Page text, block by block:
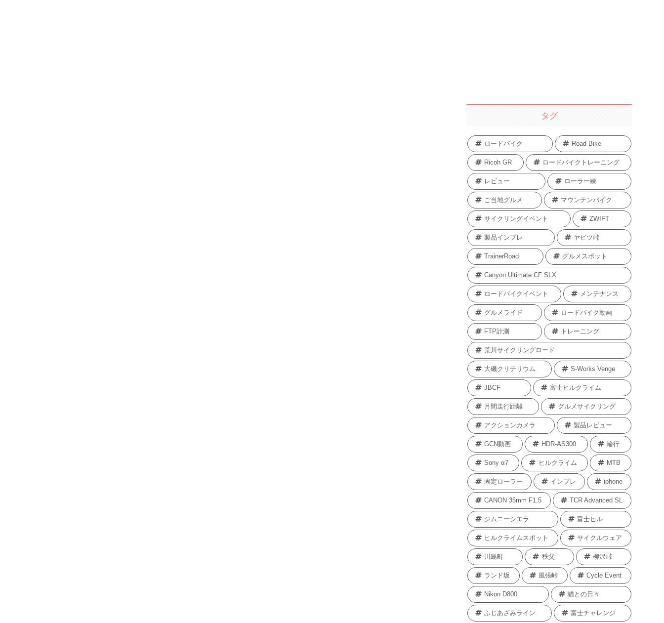
タグ
ロードバイク Road Bike
Ricoh GR ロードバイクトレーニング
レビュー ローラー練
ご当地グルメ マウンテンバイク
サイクリングイベント ZWIFT
製品インプレ ヤビツ峠
TrainerRoad グルメスポット
Canyon Ultimate CF SLX
ロードバイクイベント メンテナンス
グルメライド ロードバイク動画
FTP計測 トレーニング
荒川サイクリングロード
大磯クリテリウム S-Works Venge
JBCF 富士ヒルクライム
月間走行距離 グルメサイクリング
アクションカメラ 製品レビュー
GCN動画 HDR-AS300 輪行
Sony α7 ヒルクライム MTB
固定ローラー インプレ iphone
CANON 35mm F1.5 TCR Advanced SL
ジムニーシエラ 富士ヒル
ヒルクライムスポット サイクルウェア
川島町 秩父 柳沢峠
ランド坂 風張峠 Cycle Event
Nikon D800 猫との日々
ふじあざみライン 富士チャレンジ